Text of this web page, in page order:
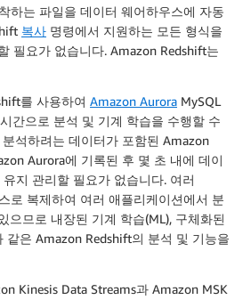
하는 파일을 데이터 웨어하우스에 자동
복사 명령에서 지원하는 모든 형식을
필요가 없습니다. Amazon Redshift는
를 사용하여 Amazon Aurora MySQL
간으로 분석 및 기계 학습을 수행할 수
석하려는 데이터가 포함된 Amazon
Aurora에 기록된 후 몇 초 내에 데이
지 관리할 필요가 없습니다. 여러
로 복제하여 여러 애플리케이션에서 분
으므로 내장된 기계 학습(ML), 구체화된
같은 Amazon Redshift의 분석 및 기능을
Kinesis Data Streams과 Amazon MSK